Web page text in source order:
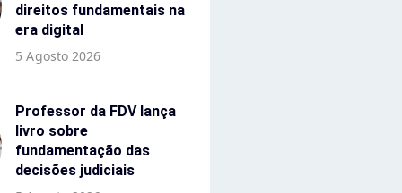
direitos fundamentais na
era digital
5 Agosto 2026
Professor da FDV lança
livro sobre
fundamentação das
decisões judiciais